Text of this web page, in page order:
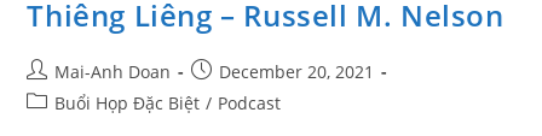
Thiêng Liêng – Russell M. Nelson
Mai-Anh Doan
December 20, 2021
Buổi Họp Đặc Biệt / Podcast